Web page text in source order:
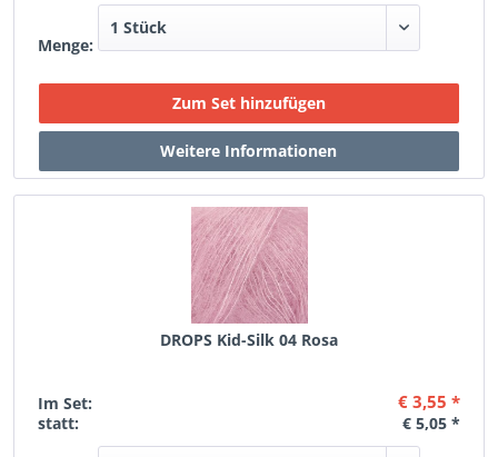
Menge:
DROPS Kid-Silk 04 Rosa
Im Set: € 3,55 *
statt: € 5,05 *